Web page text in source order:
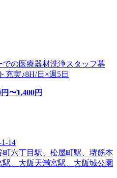
での医療器材洗浄スタッフ募
充実♪8H/日×週5日
円〜1,400円
14
六丁目駅、松屋町駅、堺筋本
、大阪天満宮駅、大阪城公園